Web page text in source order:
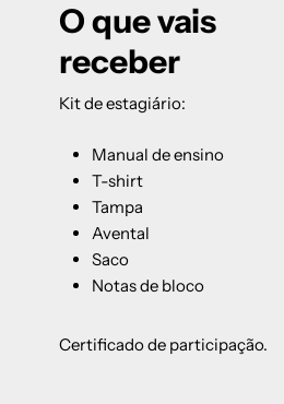
O que vais
receber
Kit de estagiário:
Manual de ensino
T-shirt
Tampa
Avental
Saco
Notas de bloco
Certificado de participação.